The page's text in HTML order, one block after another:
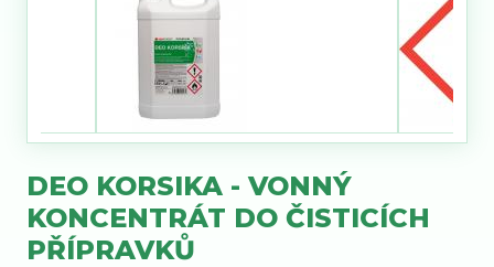
DEO KORSIKA - VONNÝ
KONCENTRÁT DO ČISTICÍCH
PŘÍPRAVKŮ